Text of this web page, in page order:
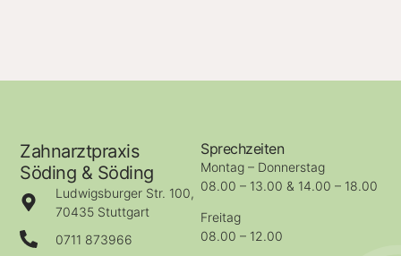
Zahnarztpraxis
Söding & Söding
Ludwigsburger Str. 100,
70435 Stuttgart
0711 873966
Sprechzeiten
Montag – Donnerstag
08.00 – 13.00 & 14.00 – 18.00
Freitag
08.00 – 12.00